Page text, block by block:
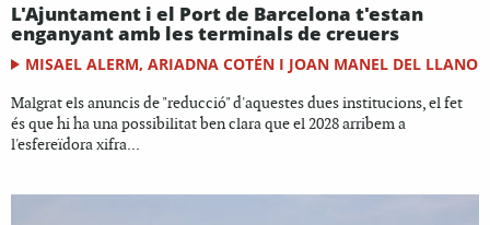
L'Ajuntament i el Port de Barcelona t'estan
enganyant amb les terminals de creuers
MISAEL ALERM, ARIADNA COTÉN I JOAN MANEL DEL LLANO
Malgrat els anuncis de "reducció" d'aquestes dues institucions, el fet
és que hi ha una possibilitat ben clara que el 2028 arribem a
l'esfereïdora xifra...